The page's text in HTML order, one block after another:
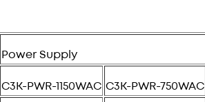
Power Supply
C3K-PWR-1150WAC C3K-PWR-750WAC